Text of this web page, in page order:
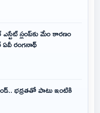
స్లంప్‌కు మేం కారణం
రంగనాథ్
భద్రతతో పాటు ఇంటికి